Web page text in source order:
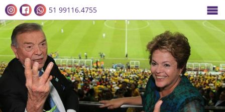
51 99116.4755